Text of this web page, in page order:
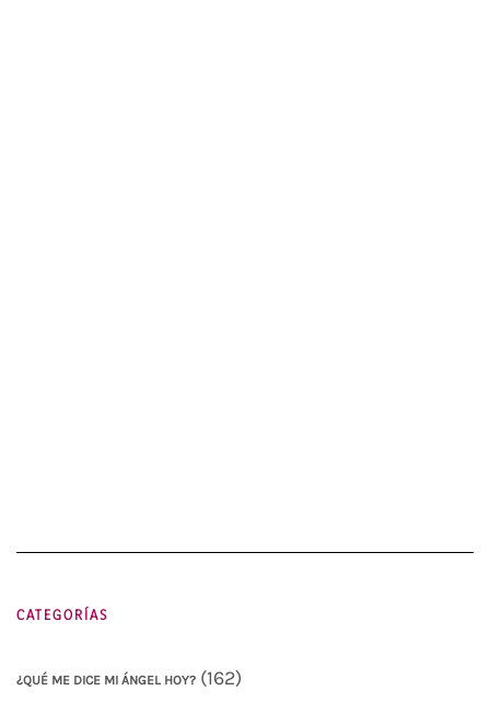
CATEGORÍAS
¿QUÉ ME DICE MI ÁNGEL HOY? (162)